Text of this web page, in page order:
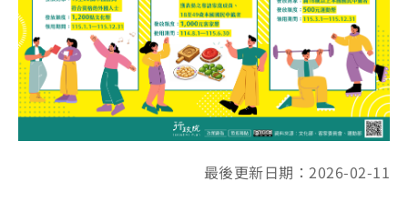
最後更新日期：2026-02-11